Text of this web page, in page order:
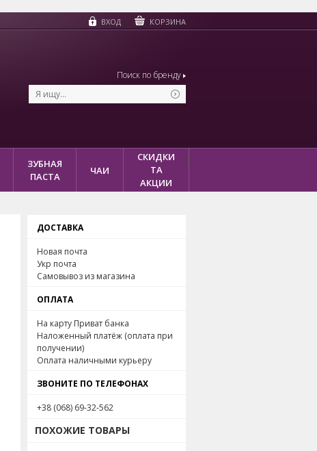
ВХОД КОРЗИНА
Поиск по бренду
ЗУБНАЯ
ПАСТА
ЧАИ
СКИДКИ
ТА
АКЦИИ
ДОСТАВКА
Новая почта
Укр почта
Самовывоз из магазина
ОПЛАТА
На карту Приват банка
Наложенный платёж (оплата при
получении)
Оплата наличными курьеру
ЗВОНИТЕ ПО ТЕЛЕФОНАХ
+38 (068) 69-32-562
ПОХОЖИЕ ТОВАРЫ